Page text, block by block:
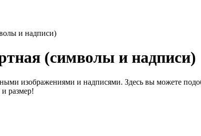
и надписи)
(символы и надписи)
изображениями и надписями. Здесь вы можете
размер!